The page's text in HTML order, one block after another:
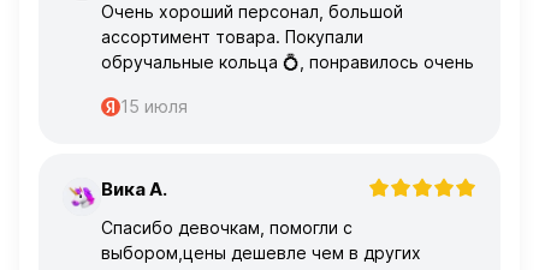
Очень хороший персонал, большой
ассортимент товара. Покупали
обручальные кольца 💍, понравилось очень
15 июля
В Вика А.
Спасибо девочкам, помогли с
выбором,цены дешевле чем в других